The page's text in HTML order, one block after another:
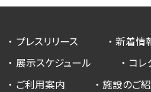
プレスリリース
新着情
展示スケジュール
コレ
ご利用案内
施設のご